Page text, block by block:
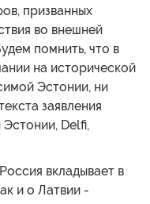
призванных
во внешней
помнить, что в
на исторической
Эстонии, ни
заявления
Delfi,
вкладывает в
и о Латвии -